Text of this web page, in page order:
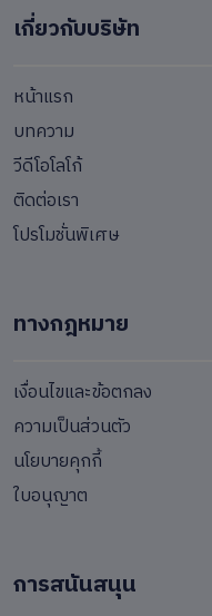
เกี่ยวกับบริษัท
หน้าแรก
บทความ
วีดีโอโลโก้
ติดต่อเรา
โปรโมชั่นพิเศษ
ทางกฎหมาย
เงื่อนไขและข้อตกลง
ความเป็นส่วนตัว
นโยบายคุกกี้
ใบอนุญาต
การสนันสนุน